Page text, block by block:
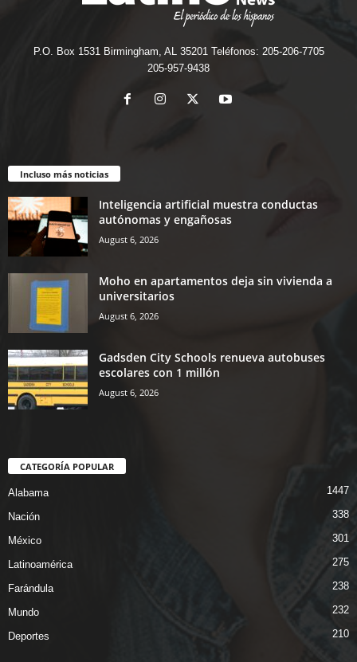
P.O. Box 1531 Birmingham, AL 35201 Teléfonos: 205-206-7705
205-957-9438
Incluso más noticias
Inteligencia artificial muestra conductas
autónomas y engañosas
August 6, 2026
Moho en apartamentos deja sin vivienda a
universitarios
August 6, 2026
Gadsden City Schools renueva autobuses
escolares con 1 millón
August 6, 2026
CATEGORÍA POPULAR
Alabama 1447
Nación 338
México 301
Latinoamérica 275
Farándula 238
Mundo 232
Deportes 210